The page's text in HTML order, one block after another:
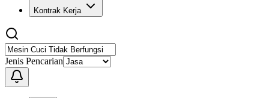
Kontrak Kerja
Jenis Pencarian